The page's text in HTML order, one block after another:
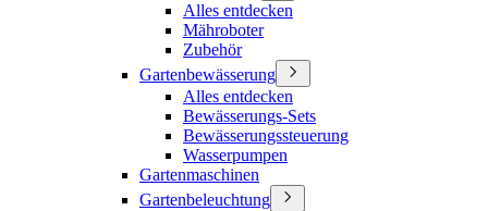
Alles entdecken
Mähroboter
Zubehör
Gartenbewässerung
Alles entdecken
Bewässerungs-Sets
Bewässerungssteuerung
Wasserpumpen
Gartenmaschinen
Gartenbeleuchtung